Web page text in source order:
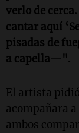
verlo de
cantar aquí
pisadas de
a capella—".
El artista
acompañara
ambos